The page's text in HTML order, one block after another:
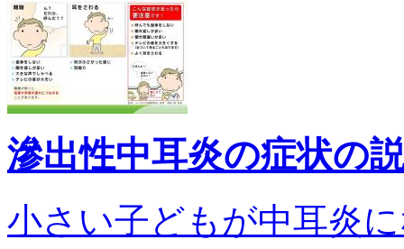
滲出性中耳炎の症状の
小さい子どもが中耳炎